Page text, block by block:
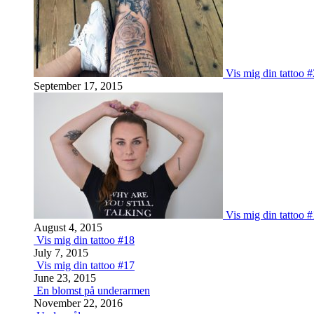
Vis mig din tattoo
September 17, 2015
Vis mig din tattoo
August 4, 2015
Vis mig din tattoo #18
July 7, 2015
Vis mig din tattoo #17
June 23, 2015
En blomst på underarmen
November 22, 2016